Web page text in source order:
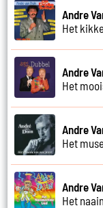
Andre
Het
Andre
Het
Andre
Het
Andre
Het